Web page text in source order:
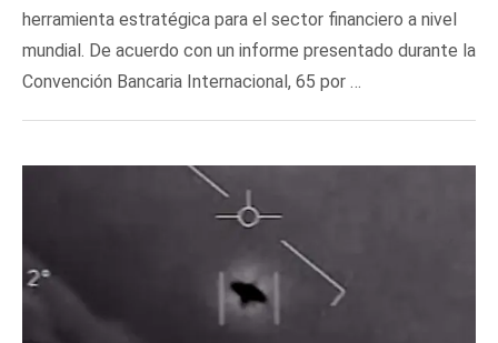
herramienta estratégica para el sector financiero a nivel
mundial. De acuerdo con un informe presentado durante la
Convención Bancaria Internacional, 65 por …